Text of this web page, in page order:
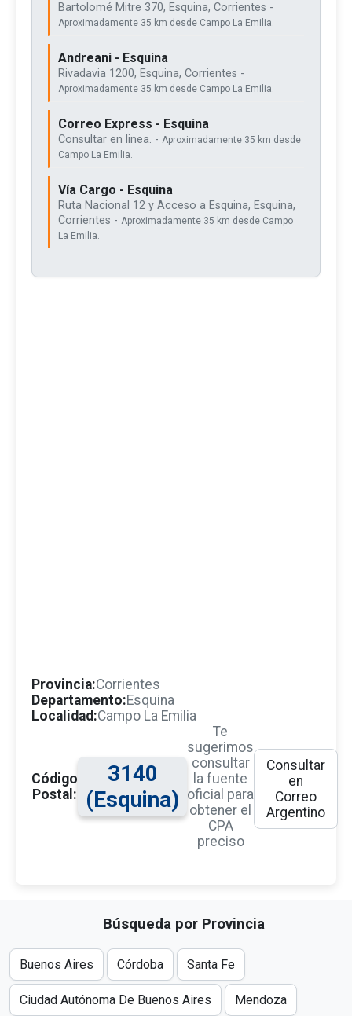
Bartolomé Mitre 370, Esquina, Corrientes -
Aproximadamente 35 km desde Campo La Emilia.
Andreani - Esquina
Rivadavia 1200, Esquina, Corrientes -
Aproximadamente 35 km desde Campo La Emilia.
Correo Express - Esquina
Consultar en linea. - Aproximadamente 35 km desde
Campo La Emilia.
Vía Cargo - Esquina
Ruta Nacional 12 y Acceso a Esquina, Esquina,
Corrientes - Aproximadamente 35 km desde Campo
La Emilia.
Provincia:Corrientes
Departamento:Esquina
Localidad:Campo La Emilia
Código
Postal:
3140
(Esquina)
Te
sugerimos
consultar
la fuente
oficial para
obtener el
CPA
preciso
Consultar
en
Correo
Argentino
Búsqueda por Provincia
Buenos Aires Córdoba Santa Fe
Ciudad Autónoma De Buenos Aires Mendoza